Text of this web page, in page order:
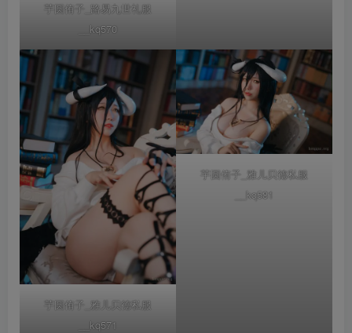
芋圆侑子_路易九世礼服
__kq570
芋圆侑子_雅儿贝德私服
__kq571
芋圆侑子_雅儿贝德私服
__kq581